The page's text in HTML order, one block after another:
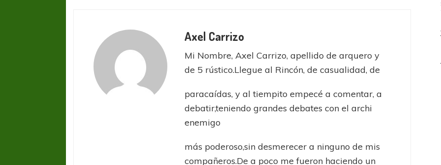
Axel Carrizo
Mi Nombre, Axel Carrizo, apellido de arquero y
de 5 rústico.Llegue al Rincón, de casualidad, de
paracaídas, y al tiempito empecé a comentar, a
debatir,teniendo grandes debates con el archi
enemigo
más poderoso,sin desmerecer a ninguno de mis
compañeros.De a poco me fueron haciendo un